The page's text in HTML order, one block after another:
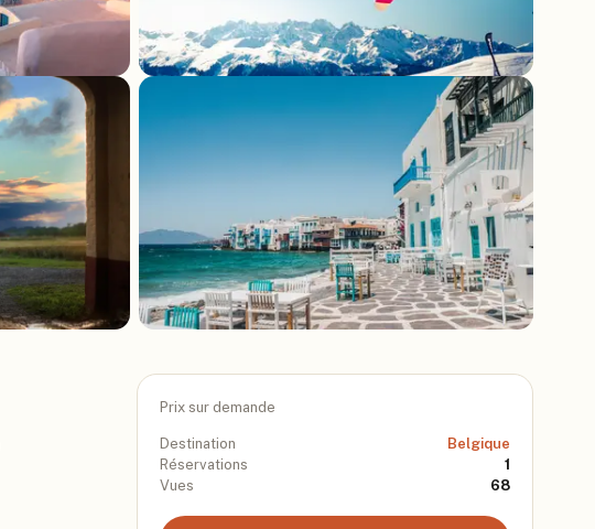
Prix sur demande
Destination
Belgique
Réservations
1
Vues
68